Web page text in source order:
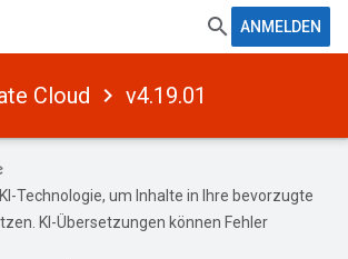
ANMELDEN
Cloud v4.19.01
Technologie, um Inhalte in Ihre bevorzugte
KI-Übersetzungen können Fehler